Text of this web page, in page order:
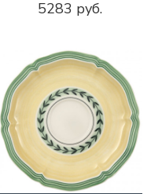
5283 руб.